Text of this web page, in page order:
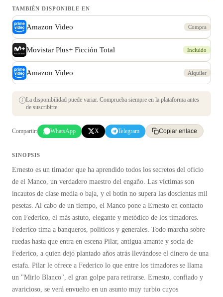
TAMBIÉN DISPONIBLE EN
Amazon Video Compra
Movistar Plus+ Ficción Total Incluido
Amazon Video Alquiler
La disponibilidad puede variar. Comprueba siempre en la plataforma antes
de suscribirte.
Compartir: WhatsApp X Telegram Copiar enlace
SINOPSIS
Ernesto es un timador que ha aprendido todos los secretos del oficio
de el Manco, un verdadero maestro del engaño. Las víctimas son
incautos de clase media o baja, y el botín no supera las doscientas mil
pesetas. Al cabo de un tiempo, el Manco pone a Ernesto en contacto
con Federico, el más astuto, elegante y metódico de los timadores.
Federico tima a banqueros, políticos y generales. Todo marcha sobre
ruedas hasta que entra en escena Pilar, antigua amante y socia de
Federico, a quien dejó plantado años atrás llevándose el dinero de una
estafa. Pilar le ofrece a Federico lo que entre los timadores se llama
un "Mirlo Blanco", el gran golpe para retirarse. Ernesto, confiado y
avaricioso, se verá envuelto en un asunto muy turbio cuyos